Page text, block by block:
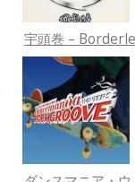
宇頭巻 –